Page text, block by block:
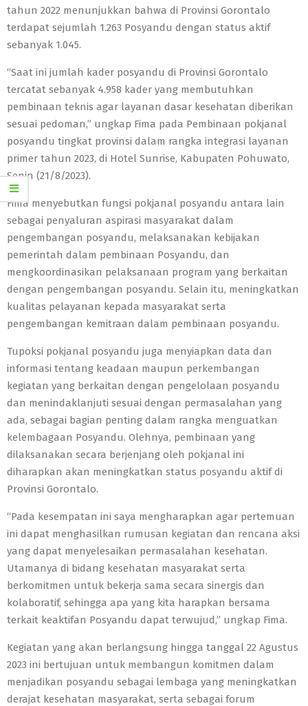
tahun 2022 menunjukkan bahwa di Provinsi Gorontalo
terdapat sejumlah 1.263 Posyandu dengan status aktif
sebanyak 1.045.
“Saat ini jumlah kader posyandu di Provinsi Gorontalo
tercatat sebanyak 4.958 kader yang membutuhkan
pembinaan teknis agar layanan dasar kesehatan diberikan
sesuai pedoman,” ungkap Fima pada Pembinaan pokjanal
posyandu tingkat provinsi dalam rangka integrasi layanan
primer tahun 2023, di Hotel Sunrise, Kabupaten Pohuwato,
Senin (21/8/2023).
Fima menyebutkan fungsi pokjanal posyandu antara lain
sebagai penyaluran aspirasi masyarakat dalam
pengembangan posyandu, melaksanakan kebijakan
pemerintah dalam pembinaan Posyandu, dan
mengkoordinasikan pelaksanaan program yang berkaitan
dengan pengembangan posyandu. Selain itu, meningkatkan
kualitas pelayanan kepada masyarakat serta
pengembangan kemitraan dalam pembinaan posyandu.
Tupoksi pokjanal posyandu juga menyiapkan data dan
informasi tentang keadaan maupun perkembangan
kegiatan yang berkaitan dengan pengelolaan posyandu
dan menindaklanjuti sesuai dengan permasalahan yang
ada, sebagai bagian penting dalam rangka menguatkan
kelembagaan Posyandu. Olehnya, pembinaan yang
dilaksanakan secara berjenjang oleh pokjanal ini
diharapkan akan meningkatkan status posyandu aktif di
Provinsi Gorontalo.
“Pada kesempatan ini saya mengharapkan agar pertemuan
ini dapat menghasilkan rumusan kegiatan dan rencana aksi
yang dapat menyelesaikan permasalahan kesehatan.
Utamanya di bidang kesehatan masyarakat serta
berkomitmen untuk bekerja sama secara sinergis dan
kolaboratif, sehingga apa yang kita harapkan bersama
terkait keaktifan Posyandu dapat terwujud,” ungkap Fima.
Kegiatan yang akan berlangsung hingga tanggal 22 Agustus
2023 ini bertujuan untuk membangun komitmen dalam
menjadikan posyandu sebagai lembaga yang meningkatkan
derajat kesehatan masyarakat, serta sebagai forum